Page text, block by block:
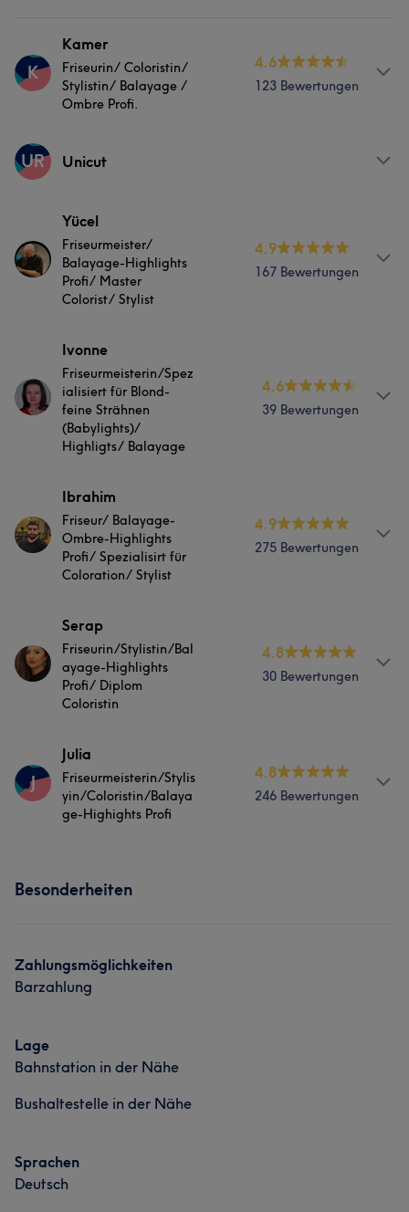
K
Kamer
Friseurin/ Coloristin/
Stylistin/ Balayage /
Ombre Profi.
4.6
123 Bewertungen
Services
Was unsere Kunden über Kamer sagen
Freundlich Kompetent
UR Unicut
Services
Friseur
Yücel
Friseurmeister/
Balayage-Highlights
Profi/ Master
Colorist/ Stylist
4.9
167 Bewertungen
Services
Friseur
Portfolio
Ivonne
Friseurmeisterin/Spez
ialisiert für Blond-
feine Strähnen
(Babylights)/
Highligts/ Balayage
4.6
39 Bewertungen
Services
Friseur Gesicht
Ibrahim
Friseur/ Balayage-
Ombre-Highlights
Profi/ Spezialisirt für
Coloration/ Stylist
4.9
275 Bewertungen
Services
Friseur
Kompetent
Sympathisch 9
Serap
Friseurin/Stylistin/Bal
ayage-Highlights
Profi/ Diplom
Coloristin
4.8
30 Bewertungen
Services
Friseur Gesicht
J
Julia
Friseurmeisterin/Stylis
yin/Coloristin/Balaya
ge-Highights Profi
4.8
246 Bewertungen
Was unsere Kunden über Julia sagen
Kompetent
Besonderheiten
Zahlungsmöglichkeiten
Barzahlung
Lage
Bahnstation in der Nähe
Bushaltestelle in der Nähe
Sprachen
Deutsch